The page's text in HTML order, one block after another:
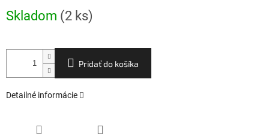
cena:
Skladom (2 ks)
Pridať do košíka
Detailné informácie